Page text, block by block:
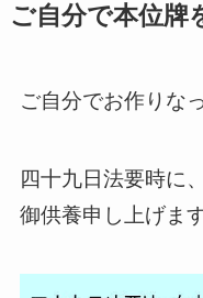
ご自分で本位牌
ご自分でお作りな
四十九日法要時に
御供養申し上げます